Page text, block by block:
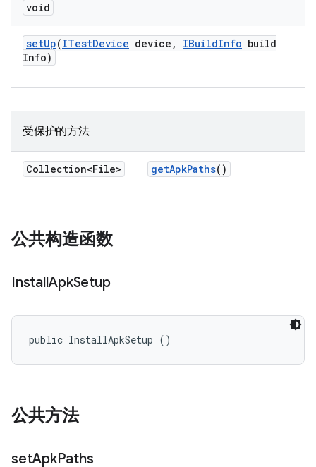
void
setUp(ITestDevice device , IBuildInfo build
Info)
受保护的方法
Collection<File> getApkPaths()
公共构造函数
InstallApkSetup
public InstallApkSetup ()
公共方法
setApkPaths